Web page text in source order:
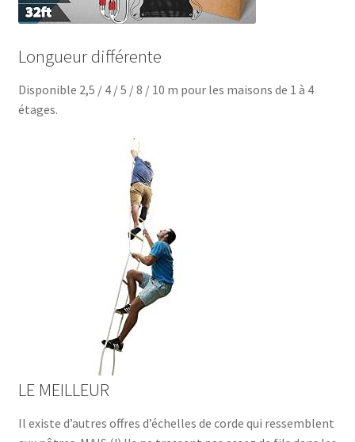
Longueur différente
Disponible 2,5 / 4 / 5 / 8 / 10 m pour les maisons de 1 à 4
étages.
LE MEILLEUR
Il existe d’autres offres d’échelles de corde qui ressemblent